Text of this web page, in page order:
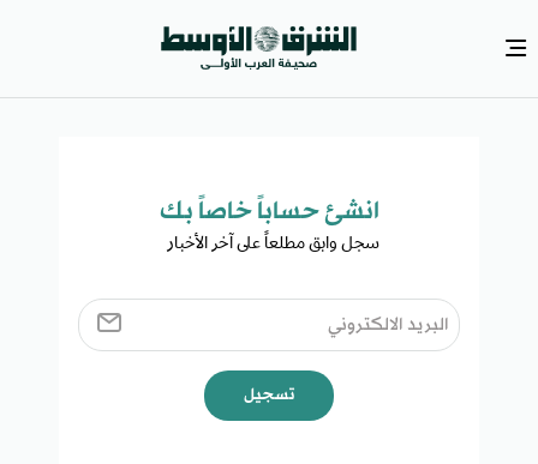
انشئ حساباً خاصاً بك​
سجل وابق مطلعاً على آخر الأخبار ​
تسجيل